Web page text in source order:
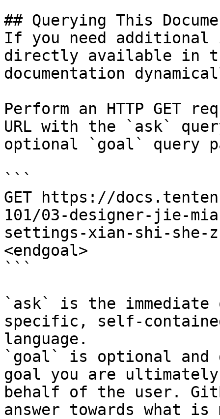
## Querying This
If you need
directly available in
documentation
Perform an HTTP GET
URL with the `ask`
optional `goal` query
```
GET https://
101/03-designer-jie-
settings-xian-shi-she-
<endgoal>
```
`ask` is the
specific, self-
language.
`goal` is optional and
goal you are
behalf of the user.
answer towards what